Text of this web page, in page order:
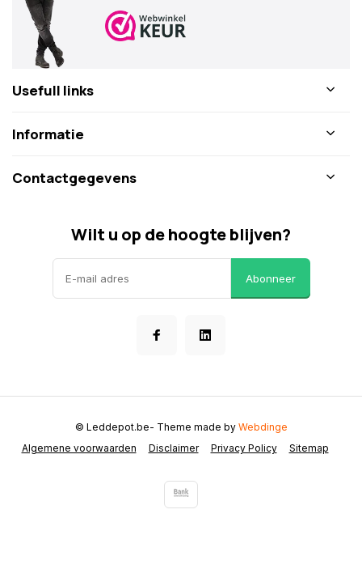
Usefull links
Informatie
Contactgegevens
Wilt u op de hoogte blijven?
Abonneer
Algemene voorwaarden Disclaimer Privacy Policy Sitemap
© Leddepot.be- Theme made by Webdinge